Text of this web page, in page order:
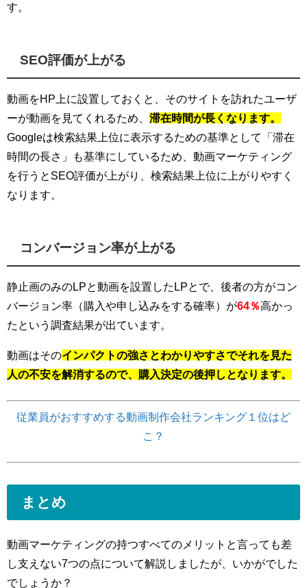
す。
SEO評価が上がる
動画をHP上に設置しておくと、そのサイトを訪れたユーザ
ーが動画を見てくれるため、 滞在時間が長くなります。
Googleは検索結果上位に表示するための基準として「滞在
時間の長さ」も基準にしているため、動画マーケティング
を行うとSEO評価が上がり、検索結果上位に上がりやすく
なります。
コンバージョン率が上がる
静止画のみのLPと動画を設置したLPとで、後者の方がコン
バージョン率（購入や申し込みをする確率）が64％高かっ
たという調査結果が出ています。
動画はそのインパクトの強さとわかりやすさでそれを見た
人の不安を解消するので、購入決定の後押しとなります。
従業員がおすすめする動画制作会社ランキング１位はど
こ？
まと め
動画マーケティングの持つすべてのメリットと言っても差
し支えない7つの点について解説しましたが、いかがでした
でしょうか？